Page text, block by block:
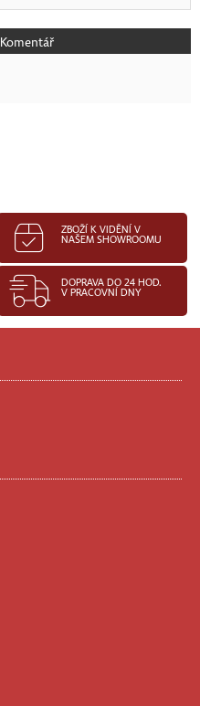
Komentář
ZBOŽÍ K VIDĚNÍ V
NAŠEM SHOWROOMU
DOPRAVA DO 24 HOD.
V PRACOVNÍ DNY